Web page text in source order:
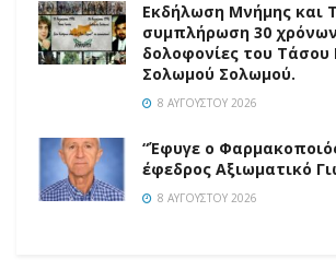
Εκδήλωση Μνήμης και
συμπλήρωση 30
δολοφονίες του Τάσου
Σολωμού Σολωμού.
8 ΑΥΓΟΎΣΤΟΥ 2026
“Έφυγε ο
έφεδρος Αξιωματικό
8 ΑΥΓΟΎΣΤΟΥ 2026